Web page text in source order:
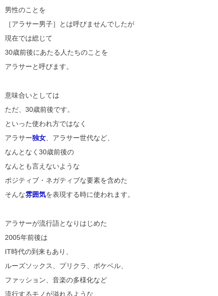
男性のことを
［アラサー男子］とは呼びませんでしたが
現在では総じて
30歳前後にあたる人たちのことを
アラサーと呼びます。
意味合いとしては
ただ、30歳前後です。
といった使われ方ではなく
アラサー独女 、アラサー世代など、
なんとなく30歳前後の
なんとも言えないような
ポジティブ・ネガティブな要素を含めた
そんな雰囲気を表現する時に使われます。
アラサーが流行語となりはじめた
2005年前後は
IT時代の到来もあり、
ルーズソックス、プリクラ、ポケベル、
ファッション、音楽の多様化など
流行するモノが溢れるような